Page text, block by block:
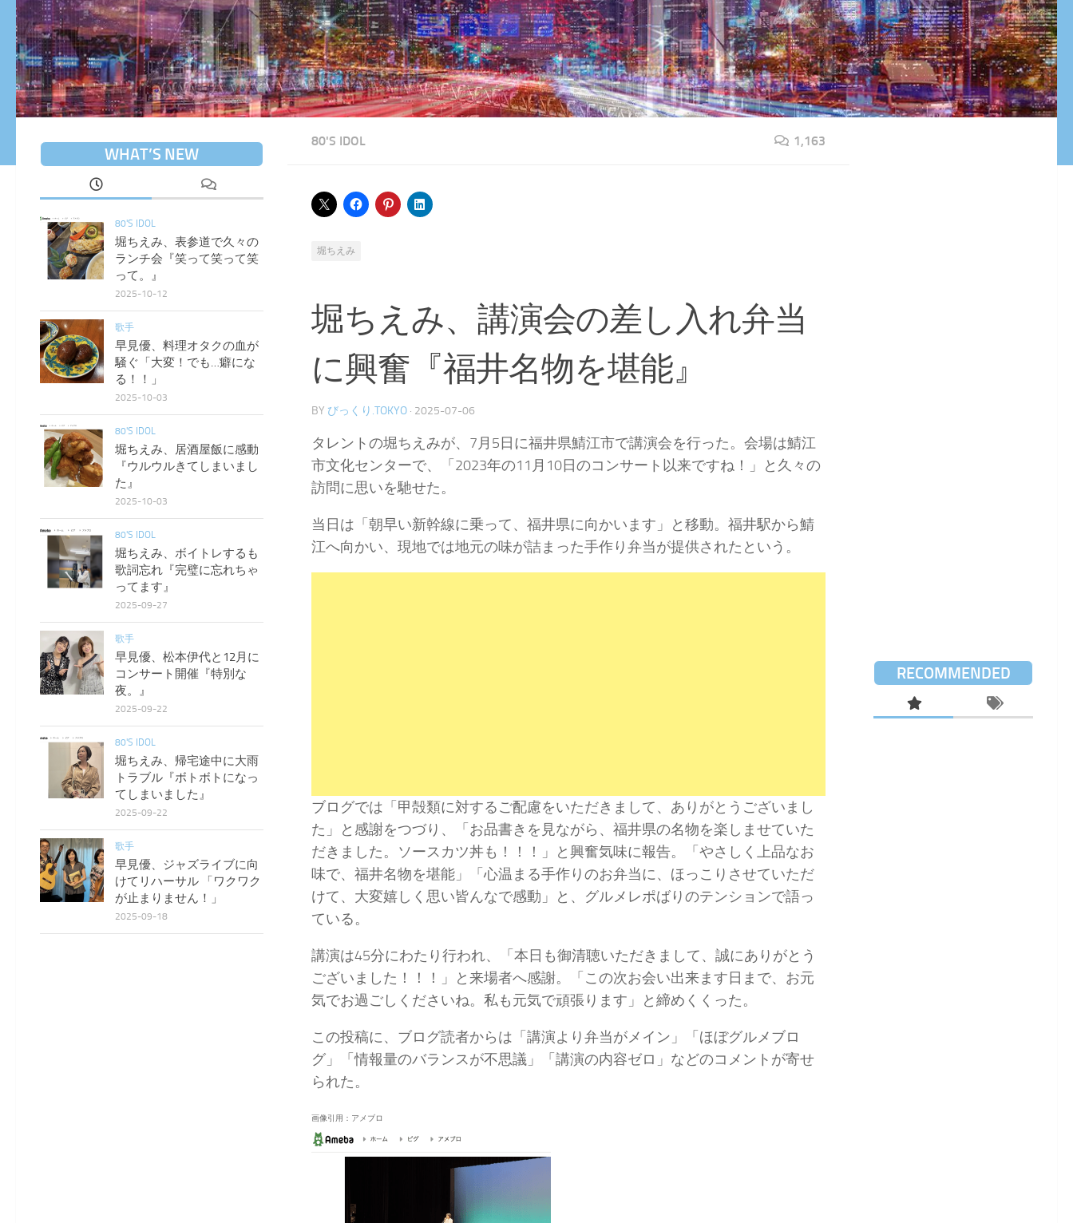
80'S IDOL 1,163
堀ちえみ
堀ちえみ、講演会の差し入れ弁当
に興奮『福井名物を堪能』
BY びっくり.TOKYO · 2025-07-06
タレントの堀ちえみが、7月5日に福井県鯖江市で講演会を行った。会場は鯖江
市文化センターで、「2023年の11月10日のコンサート以来ですね！」と久々の
訪問に思いを馳せた。
当日は「朝早い新幹線に乗って、福井県に向かいます」と移動。福井駅から鯖
江へ向かい、現地では地元の味が詰まった手作り弁当が提供されたという。
ブログでは「甲殻類に対するご配慮をいただきまして、ありがとうございまし
た」と感謝をつづり、「お品書きを見ながら、福井県の名物を楽しませていた
だきました。ソースカツ丼も！！！」と興奮気味に報告。「やさしく上品なお
味で、福井名物を堪能」「心温まる手作りのお弁当に、ほっこりさせていただ
けて、大変嬉しく思い皆んなで感動」と、グルメレポばりのテンションで語っ
ている。
講演は45分にわたり行われ、「本日も御清聴いただきまして、誠にありがとう
ございました！！！」と来場者へ感謝。「この次お会い出来ます日まで、お元
気でお過ごしくださいね。私も元気で頑張ります」と締めくくった。
この投稿に、ブログ読者からは「講演より弁当がメイン」「ほぼグルメブロ
グ」「情報量のバランスが不思議」「講演の内容ゼロ」などのコメントが寄せ
られた。
画像引用：アメブロ
WHAT’S NEW
80'S IDOL
堀ちえみ、表参道で久々の
ランチ会『笑って笑って笑
って。』
2025-10-12
歌手
早見優、料理オタクの血が
騒ぐ「大変！でも…癖にな
る！！」
2025-10-03
80'S IDOL
堀ちえみ、居酒屋飯に感動
『ウルウルきてしまいまし
た』
2025-10-03
80'S IDOL
堀ちえみ、ボイトレするも
歌詞忘れ『完璧に忘れちゃ
ってます』
2025-09-27
歌手
早見優、松本伊代と12月に
コンサート開催『特別な
夜。』
2025-09-22
80'S IDOL
堀ちえみ、帰宅途中に大雨
トラブル『ボトボトになっ
てしまいました』
2025-09-22
歌手
早見優、ジャズライブに向
けてリハーサル 「ワクワク
が止まりません！」
2025-09-18
RECOMMENDED